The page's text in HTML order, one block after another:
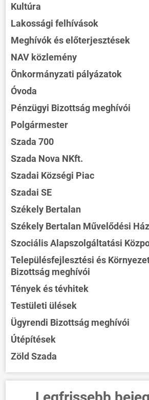
Kultúra
Lakossági felhívások
Meghívók és előterjesztések
NAV közlemény
Önkormányzati pályázatok
Óvoda
Pénzügyi Bizottság meghívói
Polgármester
Szada 700
Szada Nova NKft.
Szadai Községi Piac
Szadai SE
Székely Bertalan
Székely Bertalan Művelődési
Szociális Alapszolgáltatási
Településfejlesztési és
Bizottság meghívói
Tények és tévhitek
Testületi ülések
Ügyrendi Bizottság meghívói
Útépítések
Zöld Szada